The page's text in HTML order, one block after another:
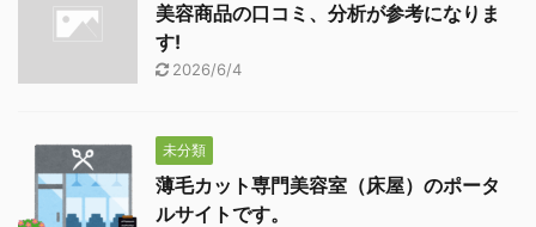
美容商品の口コミ、分析が参考になりま
す!
2026/6/4
未分類
薄毛カット専門美容室（床屋）のポータ
ルサイトです。